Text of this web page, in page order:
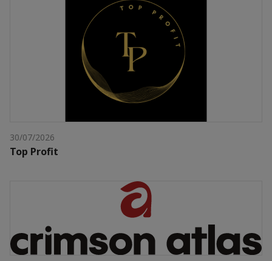
30/07/2026
Top Profit